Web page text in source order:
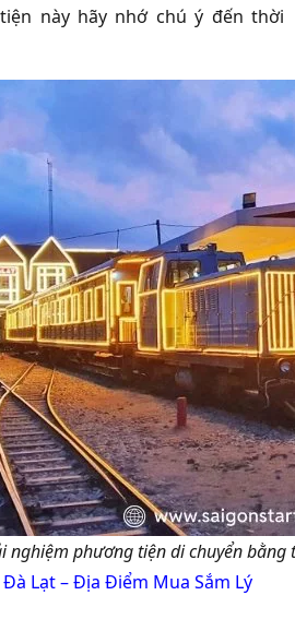
này hãy nhớ chú ý đến thời
nghiệm phương tiện di chuyển bằng
Đà Lạt – Địa Điểm Mua Sắm Lý